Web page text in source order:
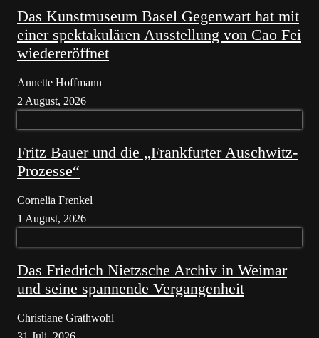
Das Kunstmuseum Basel Gegenwart hat mit
einer spektakulären Ausstellung von Cao Fei
wiedereröffnet
Annette Hoffmann
2 August, 2026
Fritz Bauer und die „Frankfurter Auschwitz-
Prozesse“
Cornelia Frenkel
1 August, 2026
Das Friedrich Nietzsche Archiv in Weimar
und seine spannende Vergangenheit
Christiane Grathwohl